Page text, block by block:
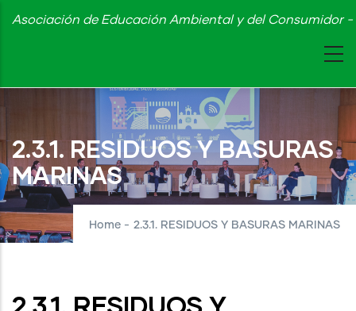
Skip
content
Asociación de Educación Ambiental y del Consumidor
2.3.1. RESIDUOS Y BASURAS
MARINAS
Home - 2.3.1. RESIDUOS Y BASURAS MARINAS